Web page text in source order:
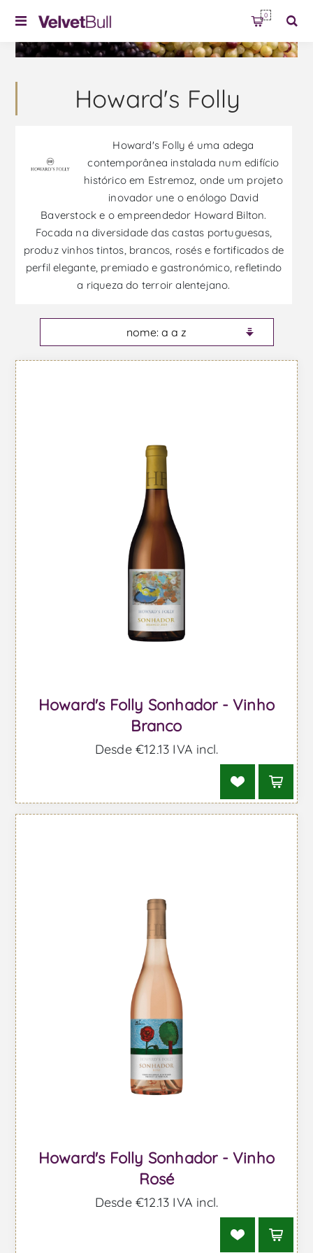
0
Howard's Folly
Howard's Folly é uma adega
contemporânea instalada num edifício
histórico em Estremoz, onde um projeto
inovador une o enólogo David
Baverstock e o empreendedor Howard Bilton.
Focada na diversidade das castas portuguesas,
produz vinhos tintos, brancos, rosés e fortificados de
perfil elegante, premiado e gastronómico, refletindo
a riqueza do terroir alentejano.
Howard's Folly Sonhador - Vinho
Branco
Desde €12,13 IVA incl.
Howard's Folly Sonhador - Vinho
Rosé
Desde €12,13 IVA incl.